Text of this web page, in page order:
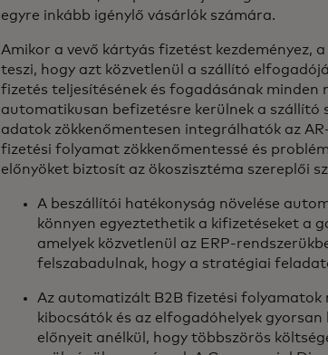
egyre inkább igénylő vásárlók számára.
Amikor a vevő kártyás fizetést kezdeményez,
teszi, hogy azt közvetlenül a szállító
fizetés teljesítésének és fogadásának minden
automatikusan befizetésre kerülnek a szállító
adatok zökkenőmentesen integrálhatók az
fizetési folyamat zökkenőmentessé és
előnyöket biztosít az ökoszisztéma szereplői
A beszállítói hatékonyság növelése
könnyen egyeztethetik a kifizetéseket a
amelyek közvetlenül az ERP-
felszabadulnak, hogy a stratégiai
Az automatizált B2B fizetési folyamatok
kibocsátók és az elfogadóhelyek
előnyeit anélkül, hogy többszörös